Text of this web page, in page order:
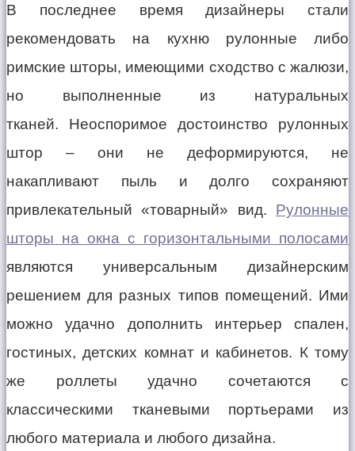
В последнее время дизайнеры стали
рекомендовать на кухню рулонные либо
римские шторы, имеющими сходство с жалюзи,
но выполненные из натуральных
тканей. Неоспоримое достоинство рулонных
штор – они не деформируются, не
накапливают пыль и долго сохраняют
привлекательный «товарный» вид. Рулонные
шторы на окна с горизонтальными полосами
являются универсальным дизайнерским
решением для разных типов помещений. Ими
можно удачно дополнить интерьер спален,
гостиных, детских комнат и кабинетов. К тому
же роллеты удачно сочетаются с
классическими тканевыми портьерами из
любого материала и любого дизайна.